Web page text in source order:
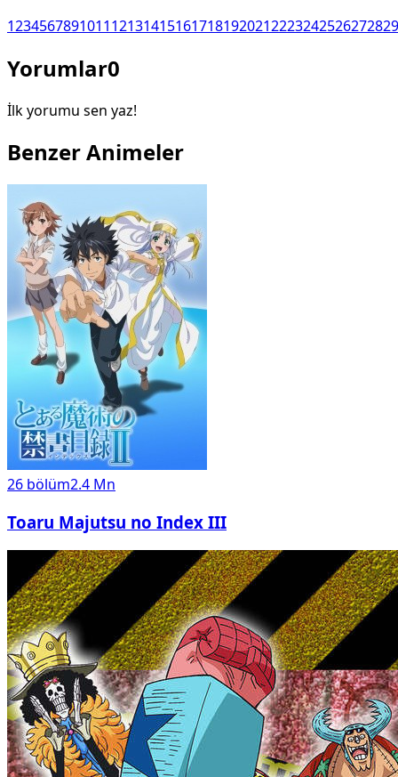
1234567891011121314151617181920212223242526272829
Yorumlar0
İlk yorumu sen yaz!
Benzer Animeler
26 bölüm2.4 Mn
Toaru Majutsu no Index III